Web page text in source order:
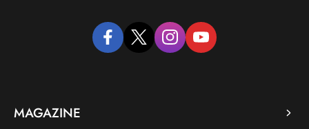
facebooktwitter instagramyoutube
MAGAZINE